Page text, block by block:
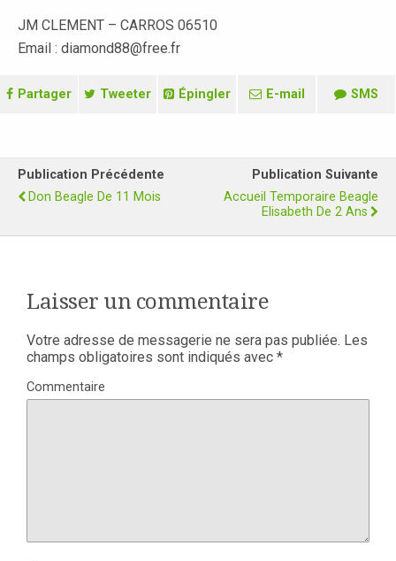
JM CLEMENT – CARROS 06510
Email : diamond88@free.fr
Partager Tweeter Épingler E-mail SMS
Publication Précédente
Don Beagle De 11 Mois
Publication Suivante
Accueil Temporaire Beagle
Elisabeth De 2 Ans
Laisser un commentaire
Votre adresse de messagerie ne sera pas publiée. Les
champs obligatoires sont indiqués avec *
Commentaire